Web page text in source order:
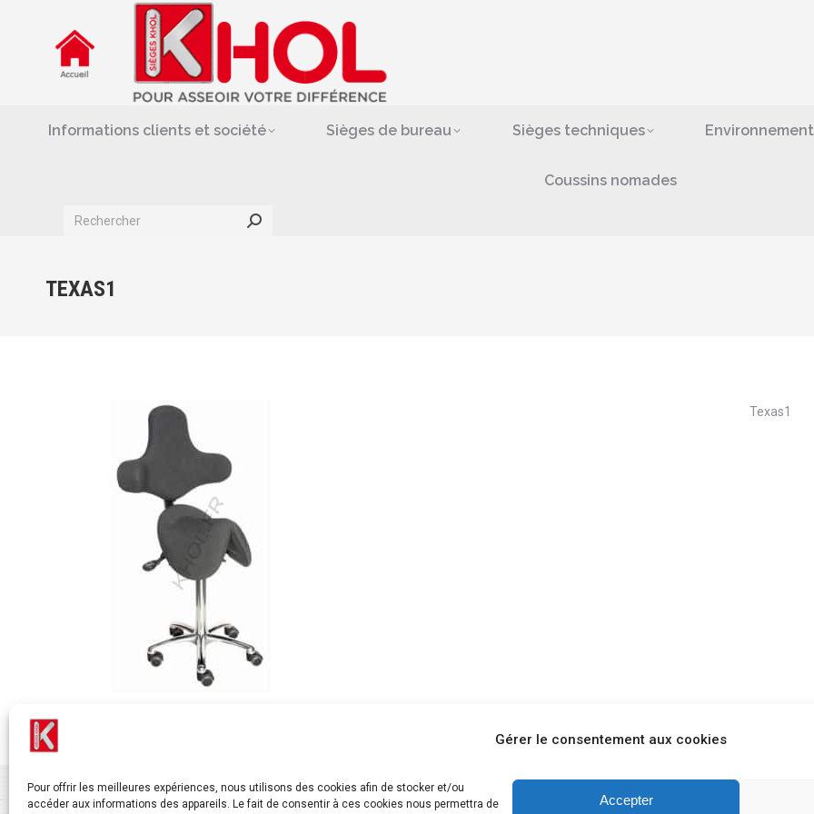
Gérer le consentement aux cookies
Pour offrir les meilleures expériences, nous utilisons des cookies afin de stocker et/ou
accéder aux informations des appareils. Le fait de consentir à ces cookies nous permettra de
Accepter
Informations clients et société Sièges de bureau Sièges techniques
Coussins nomades
Search:
TEXAS1
Texas1
Informations clients et société
Repose-jambes & support-bras